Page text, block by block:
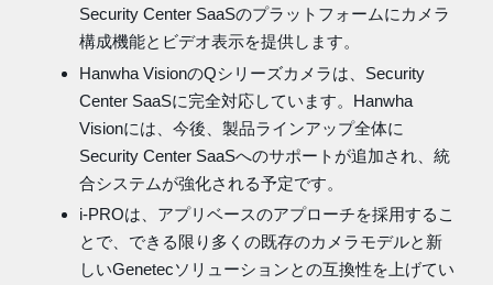
Security Center SaaSのプラットフォームにカメラ
構成機能とビデオ表示を提供します。
Hanwha VisionのQシリーズカメラは、Security
Center SaaSに完全対応しています。Hanwha
Visionには、今後、製品ラインアップ全体に
Security Center SaaSへのサポートが追加され、統
合システムが強化される予定です。
i-PROは、アプリベースのアプローチを採用するこ
とで、できる限り多くの既存のカメラモデルと新
しいGenetecソリューションとの互換性を上げてい